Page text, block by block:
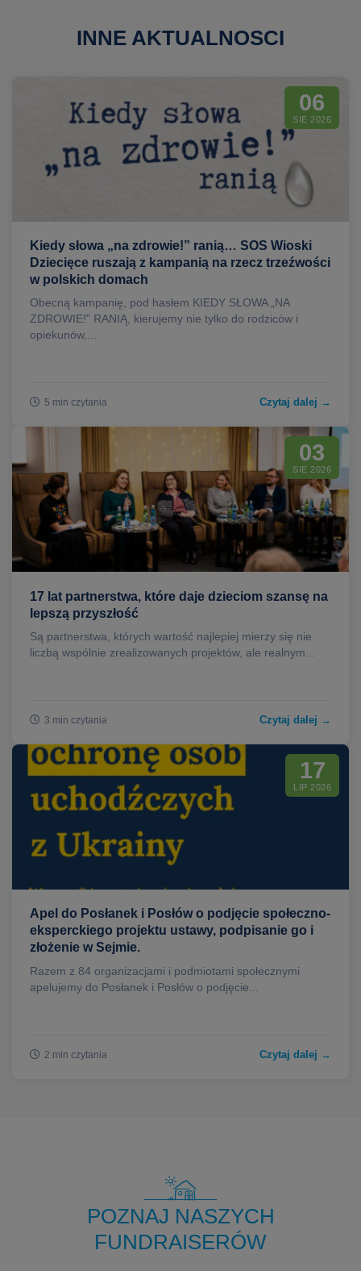
INNE AKTUALNOSCI
06
SIE 2026
Kiedy słowa „na zdrowie!” ranią… SOS Wioski
Dziecięce ruszają z kampanią na rzecz trzeźwości
w polskich domach
Obecną kampanię, pod hasłem KIEDY SŁOWA „NA
ZDROWIE!” RANIĄ, kierujemy nie tylko do rodziców i
opiekunów,...
5 min czytania Czytaj dalej →
03
SIE 2026
17 lat partnerstwa, które daje dzieciom szansę na
lepszą przyszłość
Są partnerstwa, których wartość najlepiej mierzy się nie
liczbą wspólnie zrealizowanych projektów, ale realnym...
3 min czytania Czytaj dalej →
17
LIP 2026
Apel do Posłanek i Posłów o podjęcie społeczno-
eksperckiego projektu ustawy, podpisanie go i
złożenie w Sejmie.
Razem z 84 organizacjami i podmiotami społecznymi
apelujemy do Posłanek i Posłów o podjęcie...
2 min czytania Czytaj dalej →
POZNAJ NASZYCH
FUNDRAISERÓW